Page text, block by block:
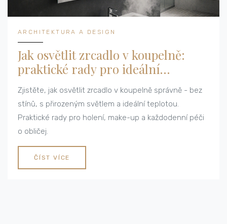
ARCHITEKTURA A DESIGN
Jak osvětlit zrcadlo v koupelně:
praktické rady pro ideální
osvětlení
Zjistěte, jak osvětlit zrcadlo v koupelně správně - bez
stínů, s přirozeným světlem a ideální teplotou.
Praktické rady pro holení, make-up a každodenní péči
o obličej.
ČÍST VÍCE